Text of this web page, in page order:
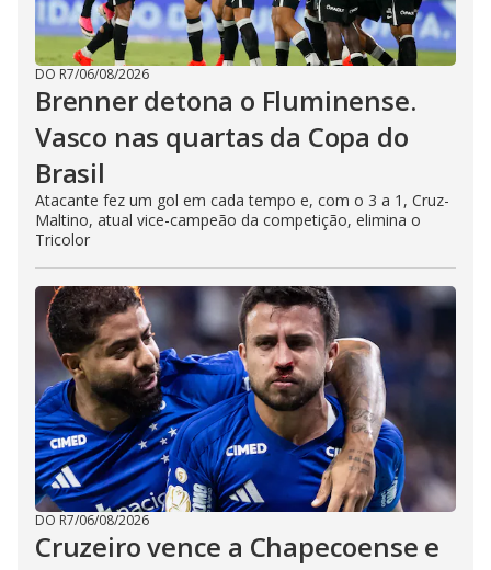
DO R7/06/08/2026
Brenner detona o Fluminense.
Vasco nas quartas da Copa do
Brasil
Atacante fez um gol em cada tempo e, com o 3 a 1, Cruz-
Maltino, atual vice-campeão da competição, elimina o
Tricolor
DO R7/06/08/2026
Cruzeiro vence a Chapecoense e